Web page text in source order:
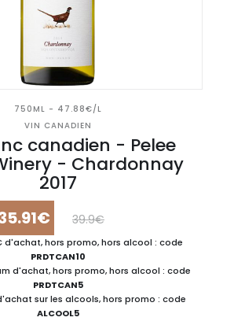
750ML - 47.88€/L
VIN CANADIEN
canadien - Pelee
- Chardonnay
2017
39.9€
d'achat, hors promo, hors alcool : code
PRDTCAN10
d'achat, hors promo, hors alcool : code
PRDTCAN5
sur les alcools, hors promo : code
ALCOOL5